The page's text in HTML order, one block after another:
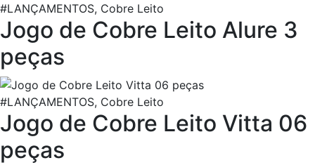
#LANÇAMENTOS, Cobre Leito
Jogo de Cobre Leito Alure 3
peças
#LANÇAMENTOS, Cobre Leito
Jogo de Cobre Leito Vitta 06
peças